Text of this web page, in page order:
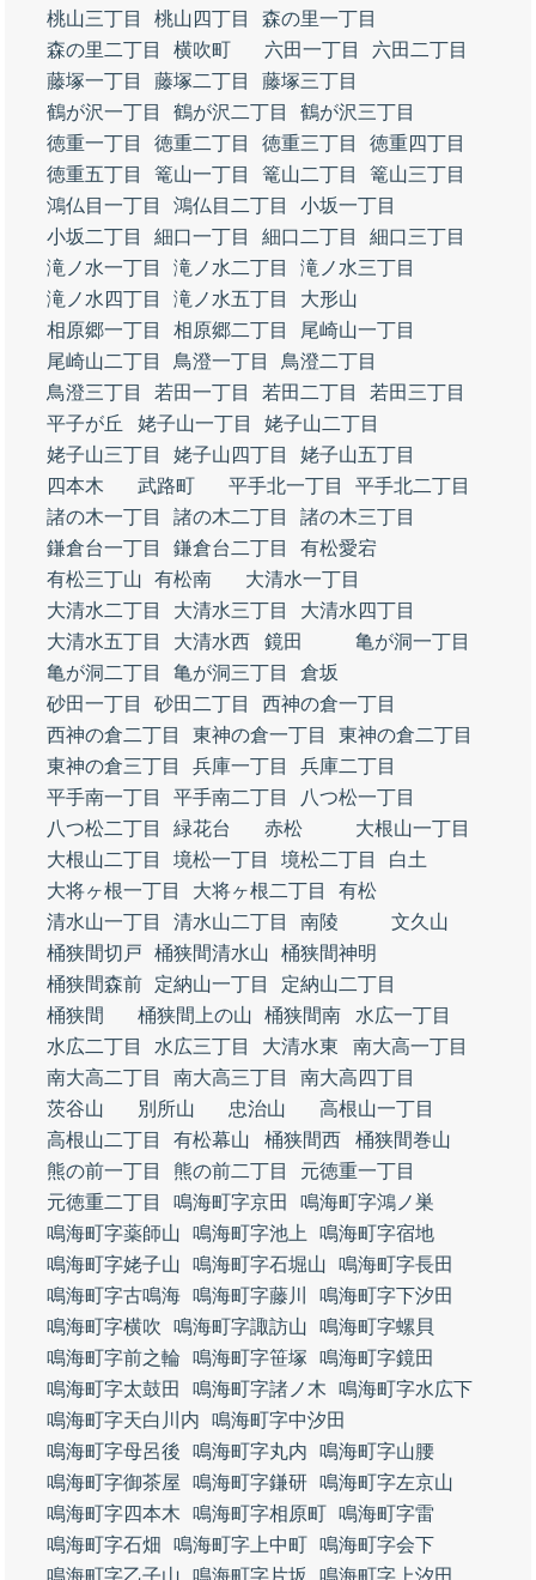
桃山三丁目
桃山四丁目
森の里一丁目
森の里二丁目
横吹町 六田一丁目
六田二丁目
藤塚一丁目
藤塚二丁目
藤塚三丁目
鶴が沢一丁目
鶴が沢二丁目
鶴が沢三丁目
徳重一丁目
徳重二丁目 徳重三丁目
徳重四丁目
徳重五丁目
篭山一丁目 篭山二丁目
篭山三丁目
鴻仏目一丁目
鴻仏目二丁目
小坂一丁目
小坂二丁目
細口一丁目 細口二丁目
細口三丁目
滝ノ水一丁目
滝ノ水二丁目
滝ノ水三丁目
滝ノ水四丁目
滝ノ水五丁目
大形山
相原郷一丁目
相原郷二丁目
尾崎山一丁目
尾崎山二丁目
鳥澄一丁目
鳥澄二丁目
鳥澄三丁目
若田一丁目 若田二丁目
若田三丁目
平子が丘
姥子山一丁目
姥子山二丁目
姥子山三丁目
姥子山四丁目
姥子山五丁目
四本木
武路町 平手北一丁目
平手北二丁目
諸の木一丁目
諸の木二丁目
諸の木三丁目
鎌倉台一丁目
鎌倉台二丁目
有松愛宕
有松三丁山
有松南
大清水一丁目
大清水二丁目
大清水三丁目
大清水四丁目
大清水五丁目
大清水西 鏡田
亀が洞一丁目
亀が洞二丁目
亀が洞三丁目
倉坂
砂田一丁目
砂田二丁目
西神の倉一丁目
西神の倉二丁目
東神の倉一丁目
東神の倉二丁目
東神の倉三丁目
兵庫一丁目
兵庫二丁目
平手南一丁目
平手南二丁目
八つ松一丁目
八つ松二丁目
緑花台 赤松
大根山一丁目
大根山二丁目
境松一丁目 境松二丁目
白土
大将ヶ根一丁目
大将ヶ根二丁目
有松
清水山一丁目
清水山二丁目 南陵
文久山
桶狭間切戸
桶狭間清水山
桶狭間神明
桶狭間森前
定納山一丁目
定納山二丁目
桶狭間
桶狭間上の山 桶狭間南
水広一丁目
水広二丁目
水広三丁目 大清水東
南大高一丁目
南大高二丁目
南大高三丁目
南大高四丁目
茨谷山
別所山 忠治山
高根山一丁目
高根山二丁目
有松幕山 桶狭間西
桶狭間巻山
熊の前一丁目
熊の前二丁目
元徳重一丁目
元徳重二丁目
鳴海町字京田
鳴海町字鴻ノ巣
鳴海町字薬師山
鳴海町字池上
鳴海町字宿地
鳴海町字姥子山
鳴海町字石堀山
鳴海町字長田
鳴海町字古鳴海 鳴海町字藤川
鳴海町字下汐田
鳴海町字横吹
鳴海町字諏訪山
鳴海町字螺貝
鳴海町字前之輪
鳴海町字笹塚
鳴海町字鏡田
鳴海町字太鼓田
鳴海町字諸ノ木
鳴海町字水広下
鳴海町字天白川内
鳴海町字中汐田
鳴海町字母呂後
鳴海町字丸内
鳴海町字山腰
鳴海町字御茶屋
鳴海町字鎌研 鳴海町字左京山
鳴海町字四本木
鳴海町字相原町 鳴海町字雷
鳴海町字石畑
鳴海町字上中町 鳴海町字会下
鳴海町字乙子山
鳴海町字片坂 鳴海町字上汐田